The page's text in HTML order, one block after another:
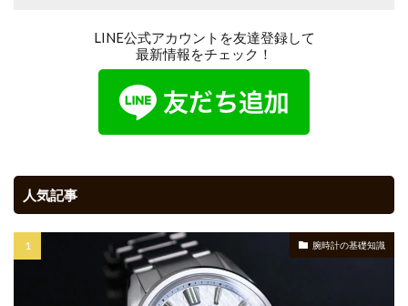
LINE公式アカウントを友達登録して
最新情報をチェック！
人気記事
腕時計の基礎知識